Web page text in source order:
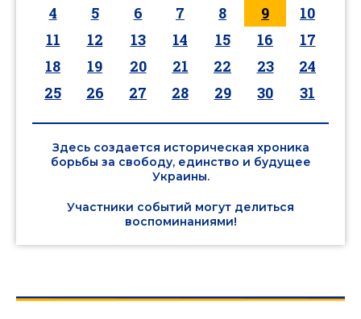
4
5 6 7 8 9
10
11
12 13 14 15 16
17
18
19 20 21 22 23
24
25
26 27 28 29 30 31
Здесь создается историческая хроника
борьбы за свободу, единство и будущее
Украины.
Участники событий могут делиться
воспоминаниями!